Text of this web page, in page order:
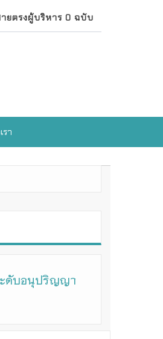
ยตรงผู้บริหาร 0 ฉบับ
รา
ะดับอนุปริญญา